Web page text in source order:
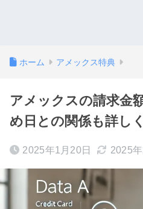
ホーム アメックス特典
アメックスの請求金
め日との関係も詳し
2025年1月20日 2025